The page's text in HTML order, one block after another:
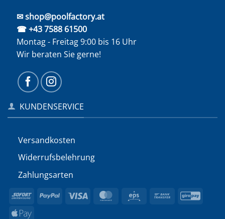
✉ shop@poolfactory.at
☎ +43 7588 61500
Montag - Freitag 9:00 bis 16 Uhr
Wir beraten Sie gerne!
KUNDENSERVICE
Versandkosten
Widerrufs­belehrung
Zahlungsarten
Sofort PayPal Visa MasterCard
Eps
Bank
Apple